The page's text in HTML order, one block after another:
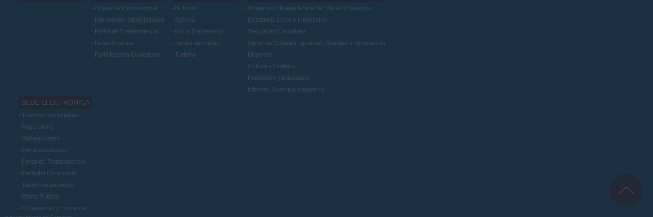
Organización municipal
Información administrativa
Portal de Transparencia
Datos Abiertos
Participación Ciudadana
Noticias
Agenda
Mapa Empresarial
Juntas vecinales
Turismo
Urbanismo, Medio Ambiente, Obras y Servicios
Desarrollo Local e Innovación
Seguridad Ciudadana
Servicios Sociales, Igualdad, Sanidad e Inmigración
Deportes
Cultura y Festejos
Formación y Educación
Infancia, Juventud y Mayores
SEDE ELECTRÓNICA
Trámites municipales
Pago online
Subvenciones
Portal económico
Portal de Transparencia
Perfil del Contratante
Tablón de anuncios
Oferta Pública
Ordenanzas y normativa